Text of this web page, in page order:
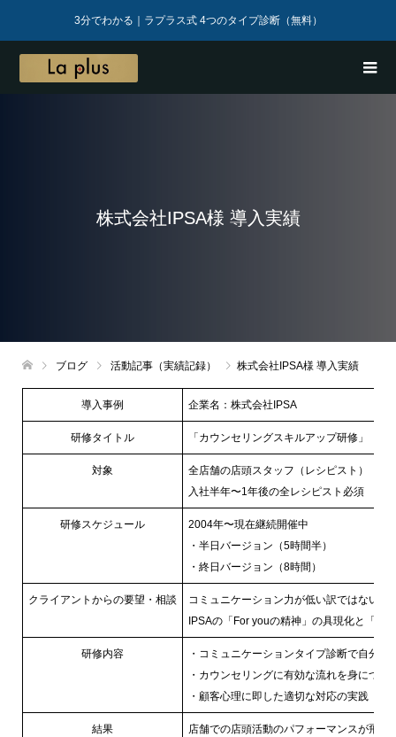
3分でわかる｜ラプラス式 4つのタイプ診断（無料）
株式会社IPSA様 導入実績
ブログ 活動記事（実績記録） 株式会社IPSA様 導入実績
導入事例 企業名：株式会社IPSA
研修タイトル 「カウンセリングスキルアップ研修」
対象
全店舗の店頭スタッフ（レシピスト）
入社半年〜1年後の全レシピスト必須
研修スケジュール
2004年〜現在継続開催中
・半日バージョン（5時間半）
・終日バージョン（8時間）
クライアントからの要望・相談
コミュニケーション力が低い訳ではない
IPSAの「For youの精神」の具現化と「
研修内容
・コミュニケーションタイプ診断で自分と
・カウンセリングに有効な流れを身につけ
・顧客心理に即した適切な対応の実践
結果
店舗での店頭活動のパフォーマンスが飛躍